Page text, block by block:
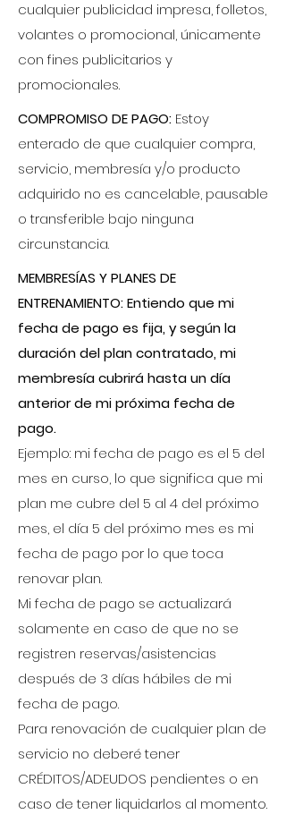
cualquier publicidad impresa, folletos,
volantes o promocional, únicamente
con fines publicitarios y
promocionales.​
COMPROMISO DE PAGO: Estoy
enterado de que cualquier compra,
servicio, membresía y/o producto
adquirido no es cancelable, pausable
o transferible bajo ninguna
circunstancia.
MEMBRESÍAS Y PLANES DE
ENTRENAMIENTO: Entiendo que mi
fecha de pago es fija, y según la
duración del plan contratado, mi
membresía cubrirá hasta un día
anterior de mi próxima fecha de
pago.
Ejemplo: mi fecha de pago es el 5 del
mes en curso, lo que significa que mi
plan me cubre del 5 al 4 del próximo
mes, el día 5 del próximo mes es mi
fecha de pago por lo que toca
renovar plan.
Mi fecha de pago se actualizará
solamente en caso de que no se
registren reservas/asistencias
después de 3 días hábiles de mi
fecha de pago.
Para renovación de cualquier plan de
servicio no deberé tener
CRÉDITOS/ADEUDOS pendientes o en
caso de tener liquidarlos al momento.